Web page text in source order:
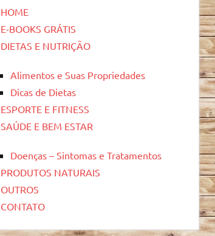
HOME
E-BOOKS GRÁTIS
DIETAS E NUTRIÇÃO
Alimentos e Suas Propriedades
Dicas de Dietas
ESPORTE E FITNESS
SAÚDE E BEM ESTAR
Doenças – Sintomas e Tratamentos
PRODUTOS NATURAIS
OUTROS
CONTATO